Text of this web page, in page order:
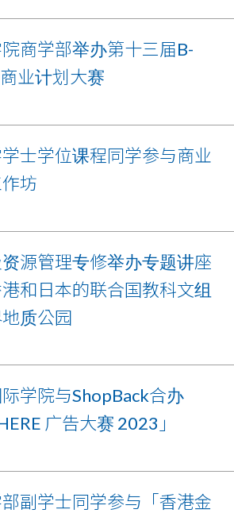
商学部举办第十三届B-
业计划大赛
士学位课程同学参与商业
坊
源管理专修举办专题讲座
和日本的联合国教科文组
质公园
学院与ShopBack合办
广告大赛 2023」
副学士同学参与「香港金